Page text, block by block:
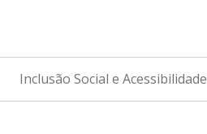
Inclusão Social e Acessibilidade